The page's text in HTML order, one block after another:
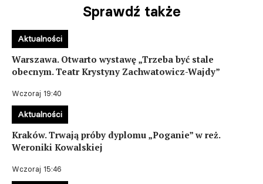
Sprawdź także
Warszawa. Otwarto wystawę „Trzeba być stale
obecnym. Teatr Krystyny Zachwatowicz-Wajdy”
Wczoraj 19:40
Aktualności
Kraków. Trwają próby dyplomu „Poganie” w reż.
Weroniki Kowalskiej
Wczoraj 15:46
Aktualności